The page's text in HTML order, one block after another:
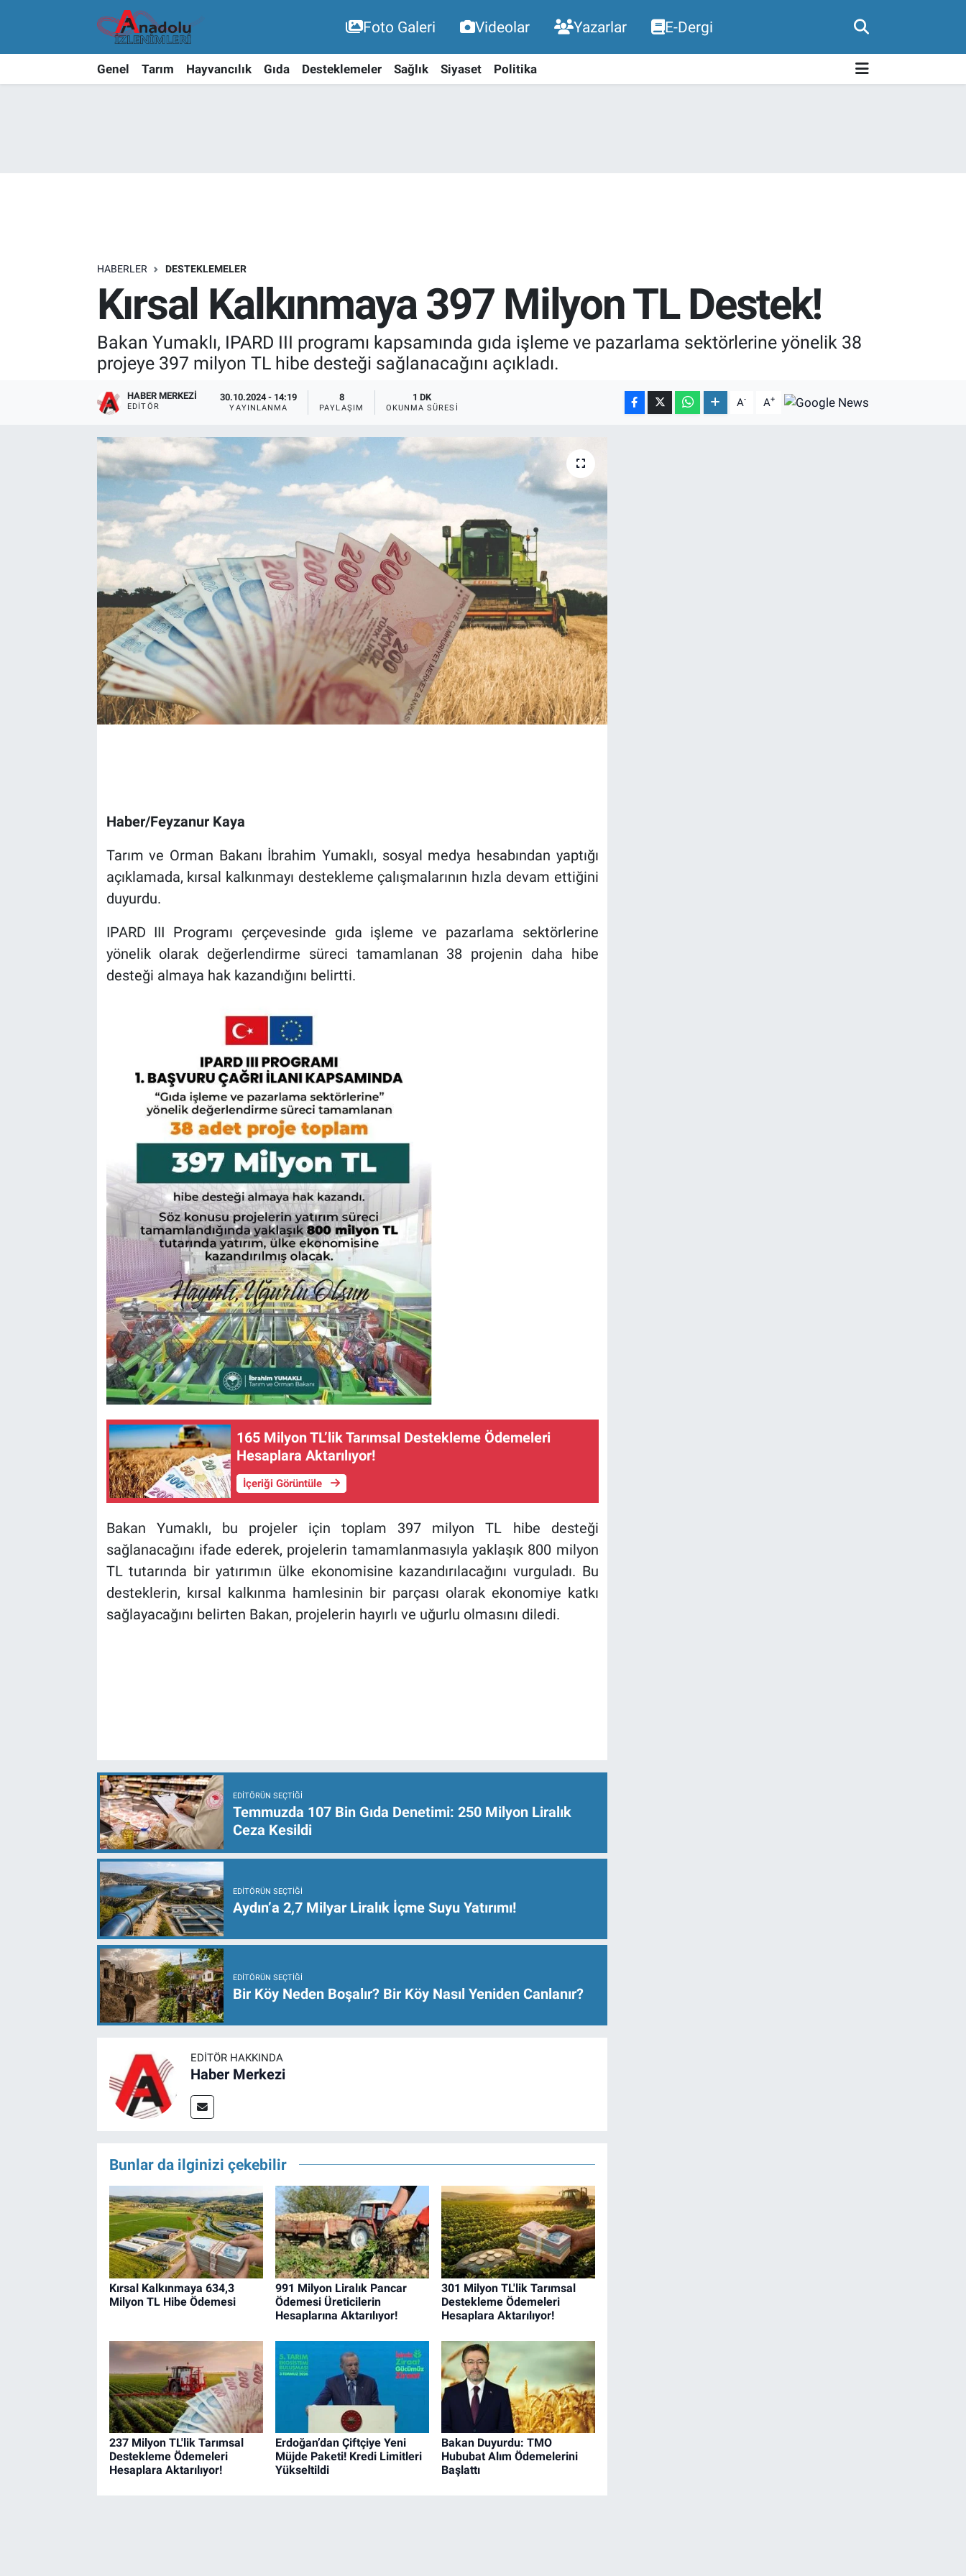
Foto Galeri Videolar Yazarlar E-Dergi
Genel Tarım Hayvancılık Gıda Desteklemeler Sağlık Siyaset Politika
HABERLER DESTEKLEMELER
Kırsal Kalkınmaya 397 Milyon TL Destek!
Bakan Yumaklı, IPARD III programı kapsamında gıda işleme ve pazarlama sektörlerine yönelik 38
projeye 397 milyon TL hibe desteği sağlanacağını açıkladı.
HABER MERKEZI
EDITÖR
30.10.2024 - 14:19
YAYINLANMA
8
PAYLAŞIM
1 DK
OKUNMA SÜRESI A- A+
Haber/Feyzanur Kaya
Tarım ve Orman Bakanı İbrahim Yumaklı, sosyal medya hesabından yaptığı
açıklamada, kırsal kalkınmayı destekleme çalışmalarının hızla devam ettiğini
duyurdu.
IPARD III Programı çerçevesinde gıda işleme ve pazarlama sektörlerine
yönelik olarak değerlendirme süreci tamamlanan 38 projenin daha hibe
desteği almaya hak kazandığını belirtti.
165 Milyon TL’lik Tarımsal Destekleme Ödemeleri
Hesaplara Aktarılıyor!
İçeriği Görüntüle
Bakan Yumaklı, bu projeler için toplam 397 milyon TL hibe desteği
sağlanacağını ifade ederek, projelerin tamamlanmasıyla yaklaşık 800 milyon
TL tutarında bir yatırımın ülke ekonomisine kazandırılacağını vurguladı. Bu
desteklerin, kırsal kalkınma hamlesinin bir parçası olarak ekonomiye katkı
sağlayacağını belirten Bakan, projelerin hayırlı ve uğurlu olmasını diledi.
EDITÖRÜN SEÇTIĞI
Temmuzda 107 Bin Gıda Denetimi: 250 Milyon Liralık
Ceza Kesildi
EDITÖRÜN SEÇTIĞI
Aydın’a 2,7 Milyar Liralık İçme Suyu Yatırımı!
EDITÖRÜN SEÇTIĞI
Bir Köy Neden Boşalır? Bir Köy Nasıl Yeniden Canlanır?
EDITÖR HAKKINDA
Haber Merkezi
Bunlar da ilginizi çekebilir
Kırsal Kalkınmaya 634,3
Milyon TL Hibe Ödemesi
991 Milyon Liralık Pancar
Ödemesi Üreticilerin
Hesaplarına Aktarılıyor!
301 Milyon TL'lik Tarımsal
Destekleme Ödemeleri
Hesaplara Aktarılıyor!
237 Milyon TL'lik Tarımsal
Destekleme Ödemeleri
Hesaplara Aktarılıyor!
Erdoğan’dan Çiftçiye Yeni
Müjde Paketi! Kredi Limitleri
Yükseltildi
Bakan Duyurdu: TMO
Hububat Alım Ödemelerini
Başlattı